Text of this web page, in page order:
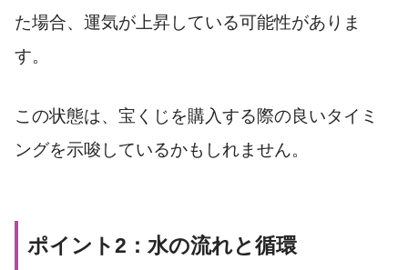
た場合、運気が上昇している可能性がありま
す。
この状態は、宝くじを購入する際の良いタイミ
ングを示唆しているかもしれません。
ポイント2：水の流れと循環